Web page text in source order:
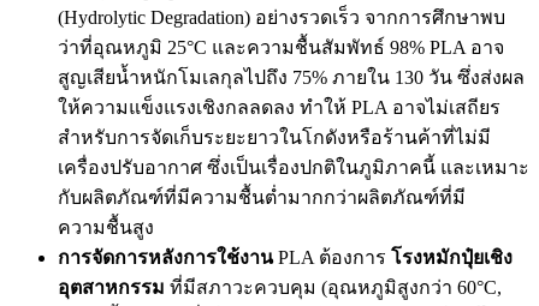
(Hydrolytic Degradation) อย่างรวดเร็ว จากการศึกษาพบ
ว่าที่อุณหภูมิ 25°C และความชื้นสัมพัทธ์ 98% PLA อาจ
สูญเสียน้ำหนักโมเลกุลไปถึง 75% ภายใน 130 วัน ซึ่งส่งผล
ให้ความแข็งแรงเชิงกลลดลง ทำให้ PLA อาจไม่เสถียร
สำหรับการจัดเก็บระยะยาวในโกดังหรือร้านค้าที่ไม่มี
เครื่องปรับอากาศ ซึ่งเป็นเรื่องปกติในภูมิภาคนี้ และเหมาะ
กับผลิตภัณฑ์ที่มีความชื้นต่ำมากกว่าผลิตภัณฑ์ที่มี
ความชื้นสูง
การจัดการหลังการใช้งานPLA ต้องการ โรงหมักปุ๋ยเชิง
อุตสาหกรรม ที่มีสภาวะควบคุม (อุณหภูมิสูงกว่า 60°C,